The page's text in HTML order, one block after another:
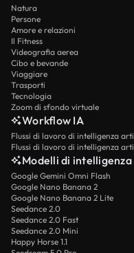
Natura
Persone
Amore e relazioni
Il Fitness
Videografia aerea
Cibo e bevande
Viaggiare
Trasporti
Tecnologia
Zoom di sfondo virtuale
Workflow IA
Flussi di lavoro di intelligenza
Modelli di
Google Gemini Omni Flash
Google Nano Banana 2
Google Nano Banana 2 Lite
Seedance 2.0
Seedance 2.0 Fast
Seedance 2.0 Mini
Happy Horse 1.1